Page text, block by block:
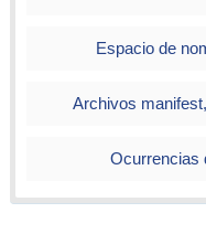
Espacio de
Archivos
Ocurrencias